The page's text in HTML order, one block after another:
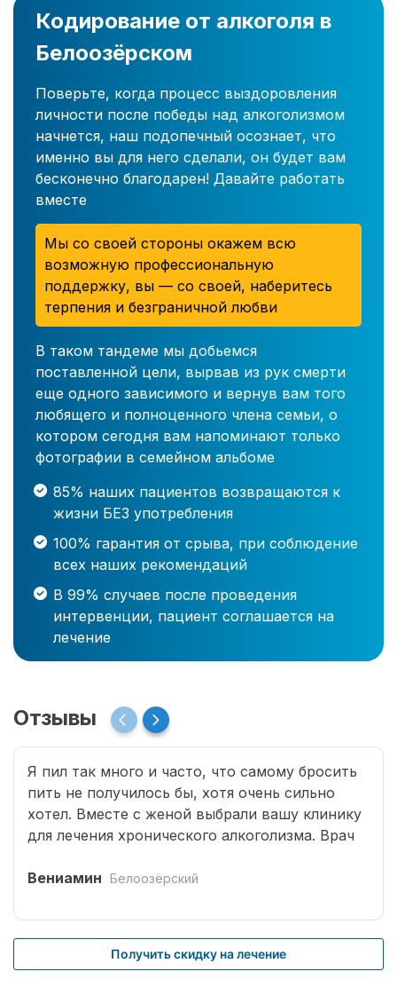
Кодирование от алкоголя в
Белоозёрском
Поверьте, когда процесс выздоровления
личности после победы над алкоголизмом
начнется, наш подопечный осознает, что
именно вы для него сделали, он будет вам
бесконечно благодарен! Давайте работать
вместе
Мы со своей стороны окажем всю
возможную профессиональную
поддержку, вы — со своей, наберитесь
терпения и безграничной любви
В таком тандеме мы добьемся
поставленной цели, вырвав из рук смерти
еще одного зависимого и вернув вам того
любящего и полноценного члена семьи, о
котором сегодня вам напоминают только
фотографии в семейном альбоме
85% наших пациентов возвращаются к
жизни БЕЗ употребления
100% гарантия от срыва, при соблюдение
всех наших рекомендаций
В 99% случаев после проведения
интервенции, пациент соглашается на
лечение
Отзывы
Я пил так много и часто, что самому бросить
пить не получилось бы, хотя очень сильно
хотел. Вместе с женой выбрали вашу клинику
для лечения хронического алкоголизма. Врач
сроком на три года. Вшивание препаратов
лечение. Врачом наркологом было подобрано
несколько начальных эффективных методик
для меня. Я завязал с приемом спиртных
Вениамин Белоозёрский
Получить скидку на лечение